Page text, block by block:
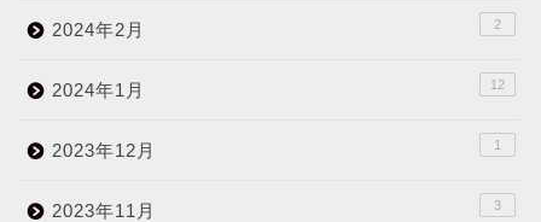
2024年2月 2
2024年1月 12
2023年12月 1
2023年11月 3